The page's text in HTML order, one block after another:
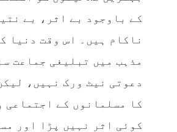
کے باوجود بے اثر، بے
ناکام ہیں۔ اس وقت دنیا
مذہب میں تبلیغی جماعت
دعوتی نیٹ ورک نہیں،
کا مسلمانوں کے اجتماعی
کوئی اثر نہیں پڑا اور